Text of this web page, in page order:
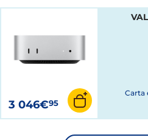
3 046€95
Carta